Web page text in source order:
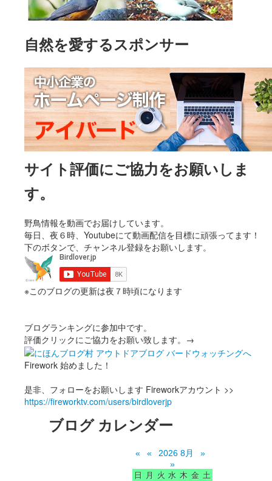
自然を愛するスポンサー
サイト評価にご協力をお願いしま
す。
野鳥情報を動画でお届けしています。
毎日、夜６時、Youtubeにて動画配信を目標に頑張ってます！
下のボタンで、チャンネル登録をお願いします。
※このブログの更新は夜７時頃になります
ブログランキングに参加中です。
評価クリックにご協力をお願い致します。→
Firework 始めました！
是非、フォローをお願いします Fireworkアカウント >>
https://fireworktv.com/users/birdloverjp
ブログ カレンダー
« « 2026 8月
»
»
日 月 火 水 木 金 土